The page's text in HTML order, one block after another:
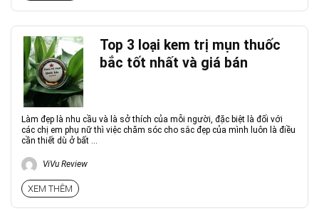
Top 3 loại kem trị mụn thuốc
bắc tốt nhất và giá bán
Làm đẹp là nhu cầu và là sở thích của mỗi người, đặc biệt là đối với
các chị em phụ nữ thì việc chăm sóc cho sắc đẹp của mình luôn là điều
cần thiết dù ở bất ...
ViVu Review
XEM THÊM